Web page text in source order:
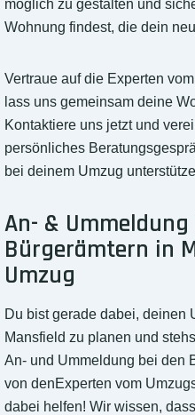
möglich zu gestalten und
Wohnung findest, die dein
Vertraue auf die Experten
lass uns gemeinsam deine
Kontaktiere uns jetzt und
persönliches
bei deinem Umzug
An- & Ummeldung
Bürgerämtern in
Umzug
Du bist gerade dabei, deinen
Mansfield zu planen und
An- und Ummeldung bei den
von denExperten vom
dabei helfen! Wir wissen,